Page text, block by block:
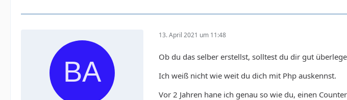
13. April 2021 um 11:48
Ob du das selber erstellst, solltest du dir gut
Ich weiß nicht wie weit du dich mit Php auskennst.
Vor 2 Jahren hane ich genau so wie du, einen